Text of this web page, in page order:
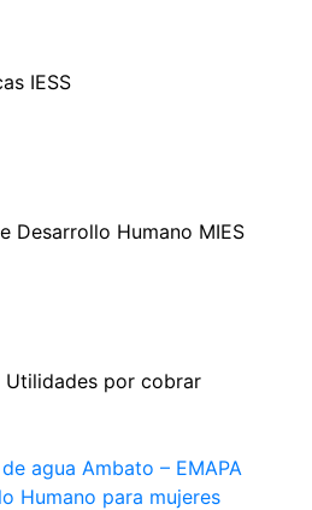
agua Ambato – EMAPA
Humano para mujeres